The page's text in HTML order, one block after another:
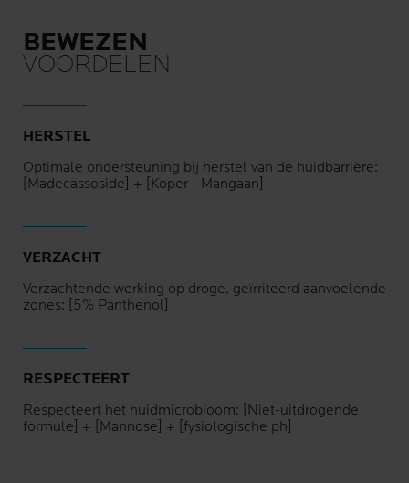
BEWEZEN
VOORDELEN
HERSTEL
Optimale ondersteuning bij herstel van de huidbarrière:
[Madecassoside] + [Koper - Mangaan]
VERZACHT
Verzachtende werking op droge, geïrriteerd aanvoelende
zones: [5% Panthenol]
RESPECTEERT
Respecteert het huidmicrobioom: [Niet-uitdrogende
formule] + [Mannose] + [fysiologische ph]